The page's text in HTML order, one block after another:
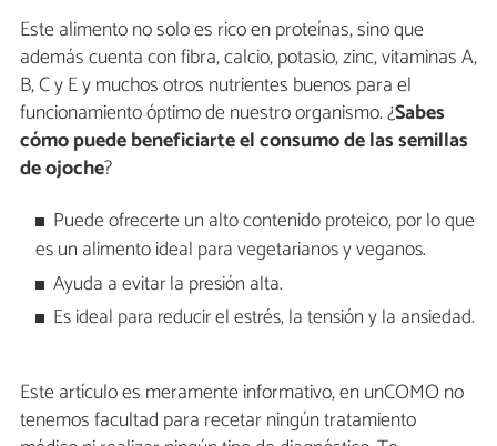
Este alimento no solo es rico en proteínas, sino que
además cuenta con fibra, calcio, potasio, zinc, vitaminas A,
B, C y E y muchos otros nutrientes buenos para el
funcionamiento óptimo de nuestro organismo. ¿Sabes
cómo puede beneficiarte el consumo de las semillas
de ojoche?
Puede ofrecerte un alto contenido proteico, por lo que
es un alimento ideal para vegetarianos y veganos.
Ayuda a evitar la presión alta.
Es ideal para reducir el estrés, la tensión y la ansiedad.
Este artículo es meramente informativo, en unCOMO no
tenemos facultad para recetar ningún tratamiento